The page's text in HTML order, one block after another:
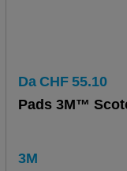
Da CHF 55.10
Pads 3M™
3M